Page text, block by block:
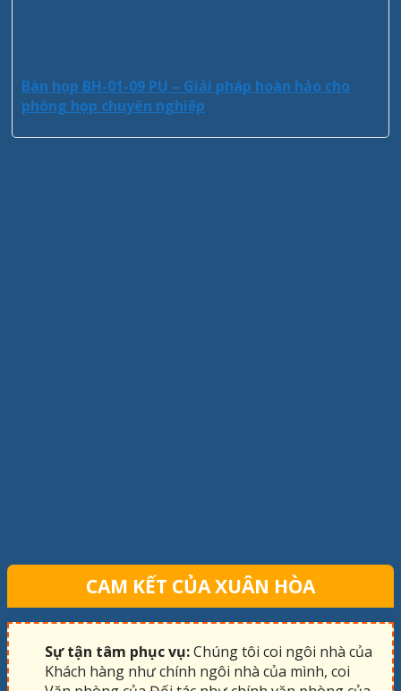
Bàn họp BH-01-09 PU – Giải pháp hoàn hảo cho
phòng họp chuyên nghiệp
CAM KẾT CỦA XUÂN HÒA
Sự tận tâm phục vụ:Chúng tôi coi ngôi nhà của
Khách hàng như chính ngôi nhà của mình, coi